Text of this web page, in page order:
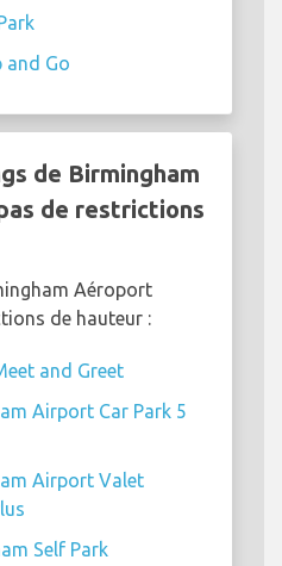
and Go
de Birmingham
de restrictions
Aéroport
de hauteur :
and Greet
Airport Car Park 5
Airport Valet
Self Park